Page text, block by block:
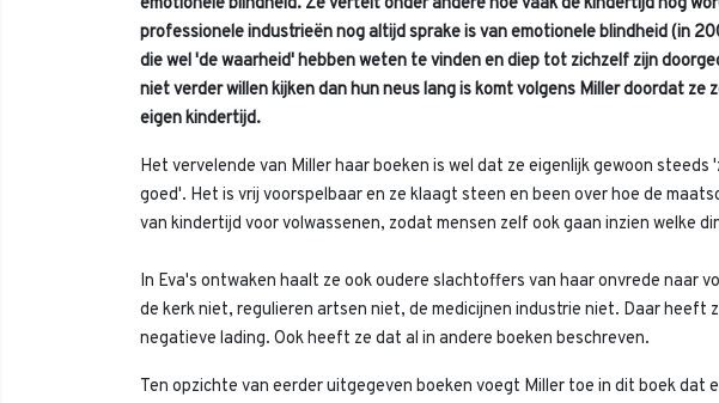
professionele industrieën nog altijd sprake is van emotionele blindheid (in
die wel 'de waarheid' hebben weten te vinden en diep tot zichzelf zijn
niet verder willen kijken dan hun neus lang is komt volgens Miller doordat ze
eigen kindertijd.
Het vervelende van Miller haar boeken is wel dat ze eigenlijk gewoon
goed'. Het is vrij voorspelbaar en ze klaagt steen en been over hoe de
van kindertijd voor volwassenen, zodat mensen zelf ook gaan inzien welke
In Eva's ontwaken haalt ze ook oudere slachtoffers van haar onvrede naar
de kerk niet, regulieren artsen niet, de medicijnen industrie niet. Daar heeft
negatieve lading. Ook heeft ze dat al in andere boeken beschreven.
Ten opzichte van eerder uitgegeven boeken voegt Miller toe in dit boek dat